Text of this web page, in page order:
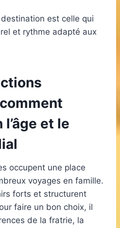
est celle qui
et rythme adapté aux
et le
occupent une place
voyages en famille.
forts et structurent
faire un bon choix, il
de la fratrie, la